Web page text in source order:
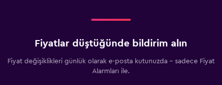
Fiyatlar düştüğünde bildirim alın
Fiyat değişiklikleri günlük olarak e-posta kutunuzda - sadece Fiyat
Alarmları ile.